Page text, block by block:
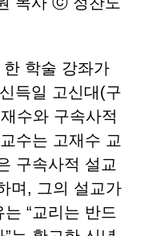
학술 강좌가
득일 고신대(구
수와 구속사적
수는 고재수 교
구속사적 설교
며, 그의 설교가
“교리는 반드